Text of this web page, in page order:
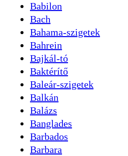
Babilon
Bach
Bahama-szigetek
Bahrein
Bajkál-tó
Baktérítő
Baleár-szigetek
Balkán
Balázs
Banglades
Barbados
Barbara